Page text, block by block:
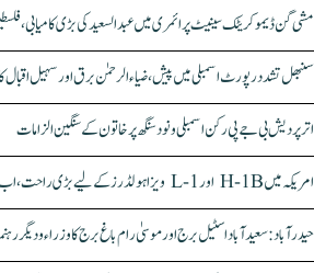
مشی گن ڈیموکریٹک سینیٹ پرائمری میں عبدالسعید کی بڑی کامیابی،
سنبھل تشدد رپورٹ اسمبلی میں پیش، ضیاء الرحمٰن برق اور سہیل اقبال
اتر پردیش بی جے پی رکن اسمبلی ونود سنگھ پر خاتون کے سنگین الزامات
امریکہ میں H-1B اور L-1 ویزا ہولڈرز کے لیے بڑی راحت، اب ملک چھوڑے بغیر ویزا تجدید ممکن
حیدرآباد: سعیدآباد اسٹیل برج اور موسیٰ رام باغ برج کا وزراء و دیگر